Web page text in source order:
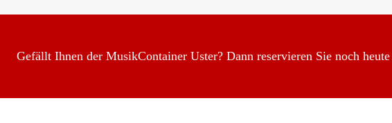
Gefällt Ihnen der MusikContainer Uster? Dann reservieren Sie noch